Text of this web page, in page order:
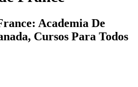
Academia De
Cursos Para Todos